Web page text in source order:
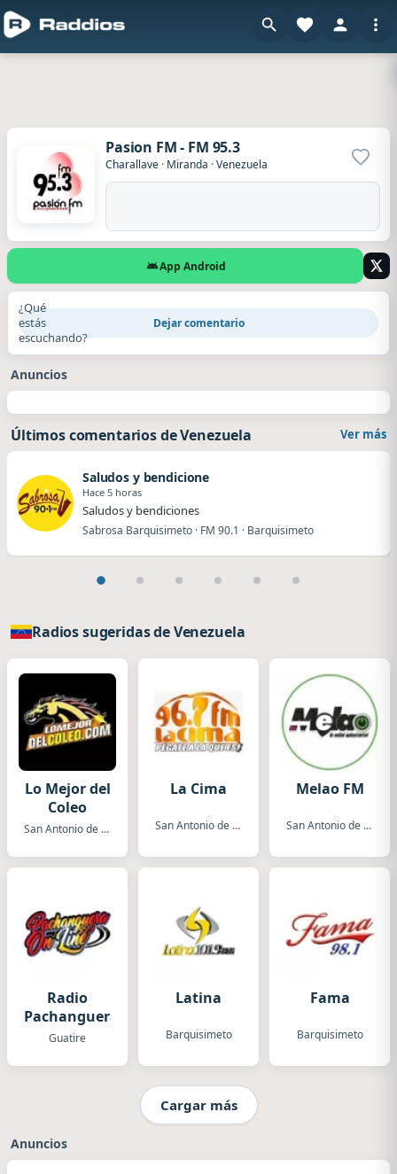
Pasion FM - FM 95.3
Charallave · Miranda ·Venezuela
App Android
¿Qué
estás
escuchando?
Dejar comentario
Anuncios
Últimos comentarios de Venezuela Ver más
Saludos y bendicione
Hace 5 horas
Saludos y bendiciones
Sabrosa Barquisimeto · FM 90.1 · Barquisimeto
Radios sugeridas de Venezuela
Lo Mejor del
Coleo
San Antonio de Los Altos
La Cima
San Antonio de Los Altos
Melao FM
San Antonio de Los Altos
Radio
Pachanguera
Guatire
Latina
Barquisimeto
Fama
Barquisimeto
Cargar más
Anuncios